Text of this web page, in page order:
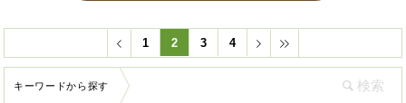
1 2 3 4
キーワードから探す